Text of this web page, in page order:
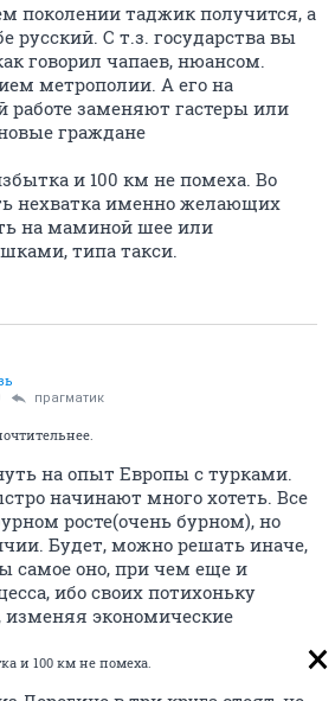
поколении таджик получится, а
русский. С т.з. государства вы
говорил чапаев, нюансом.
метрополии. А его на
работе заменяют гастеры или
граждане
и 100 км не помеха. Во
нехватка именно желающих
на маминой шее или
типа такси.
прагматик
на опыт Европы с турками.
начинают много хотеть. Все
росте(очень бурном), но
Будет, можно решать иначе,
самое оно, при чем еще и
ибо своих потихоньку
изменяя экономические
и 100 км не помеха.